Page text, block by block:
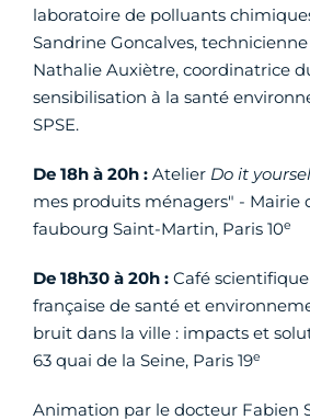
laboratoire de polluants
Sandrine Goncalves,
Nathalie Auxiètre, coordinatrice
sensibilisation à la santé
SPSE.
De 18h à 20h : Atelier Do it
mes produits ménagers" - Mairie
faubourg Saint-Martin, Paris 10e
De 18h30 à 20h : Café
française de santé et
bruit dans la ville : impacts et
63 quai de la Seine, Paris 19e
Animation par le docteur Fabien